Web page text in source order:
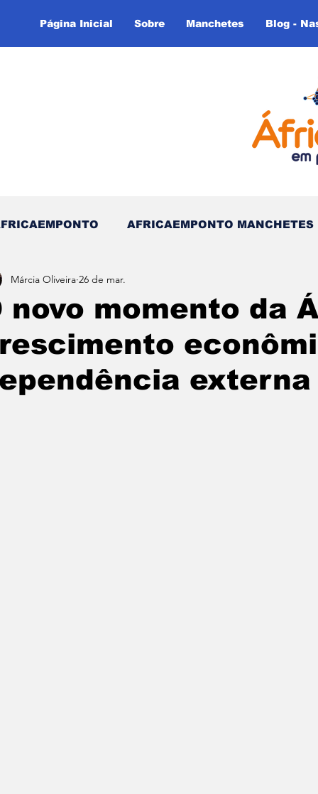
Página Inicial Sobre Manchetes Blog -
AFRICAEMPONTO MANCHETES
do Tempo - (Blog)
novo momento da
externa
Márcia Oliveira 26 de mar.